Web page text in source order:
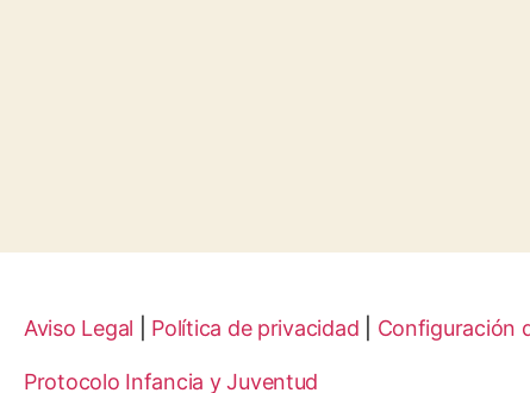
Aviso Legal Política de privacidad Configuración
Protocolo Infancia y Juventud